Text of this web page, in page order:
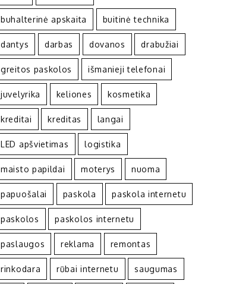
buhalterinė apskaita buitinė technika
dantys darbas dovanos drabužiai
greitos paskolos išmanieji telefonai
juvelyrika keliones kosmetika
kreditai kreditas langai
LED apšvietimas logistika
maisto papildai moterys nuoma
papuošalai paskola paskola internetu
paskolos paskolos internetu
paslaugos reklama remontas
rinkodara rūbai internetu saugumas